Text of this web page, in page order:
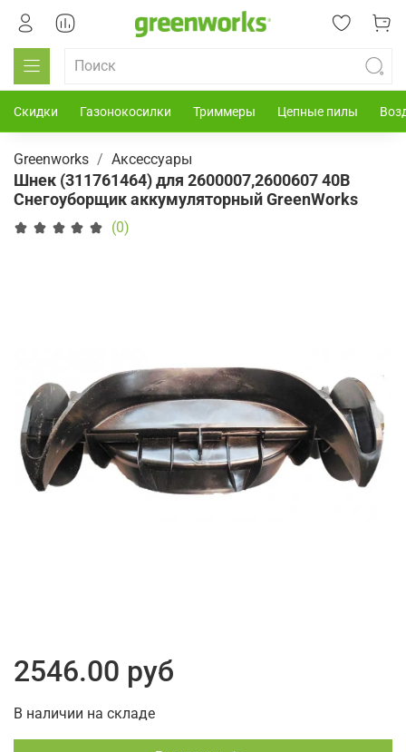
Скидки Газонокосилки Триммеры Цепные пилы
Greenworks Аксессуары
Шнек (311761464) для 2600007,2600607 40В
Снегоуборщик аккумуляторный GreenWorks
(0)
2546.00 руб
В наличии на складе